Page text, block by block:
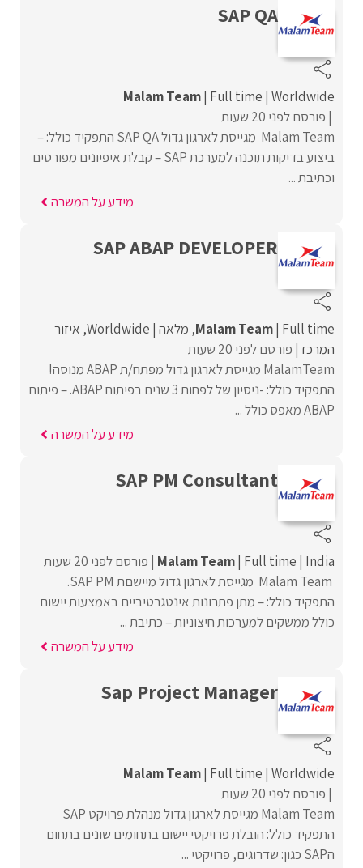
SAP QA
Malam Team Full time Worldwide
פורסם לפני 20 שעות
Malam Team מגייסת לארגון גדול SAP QA התפקיד כולל: –
ביצוע בדיקות תוכנה למערכת SAP – קבלת איפיונים מפורטים
וכתיבת ...
מידע על המשרה
SAP ABAP DEVELOPER
Malam Team Full time מלאה Worldwide איזור
המרכז פורסם לפני 20 שעות
MalamTeam מגייסת לארגון גדול מפתח/ת ABAP מנוסה!
התפקיד כולל: -ניסיון של לפחות 3 שנים בפיתוח ABAP. – פיתוח
ABAP מאפס כולל ...
מידע על המשרה
SAP PM Consultant
Malam Team Full time India
פורסם לפני 20 שעות
Malam Team מגייסת לארגון גדול מיישםת SAP PM.
התפקיד כולל: – מתן פתרונות אינטגרטיביים באמצעות יישום
כולל ממשקים למערכות חיצוניות – כתיבת ...
מידע על המשרה
Sap Project Manager
Malam Team Full time Worldwide
פורסם לפני 20 שעות
התפקיד כולל: הובלת פרויקטי יישום בתחומים שונים בתחום
הSAP כגון: שדרוגים, פרויקטי ...